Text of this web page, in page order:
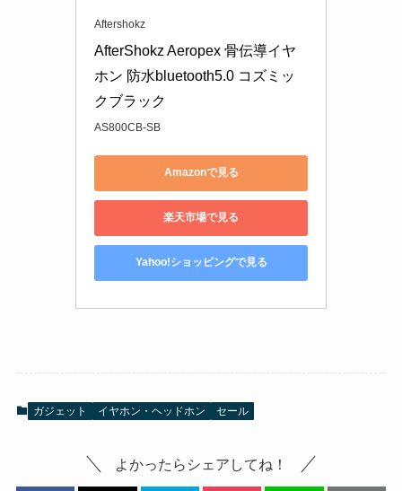
Aftershokz
AfterShokz Aeropex 骨伝導イヤ
ホン 防水bluetooth5.0 コズミッ
クブラック
AS800CB-SB
Amazonで見る
楽天市場で見る
Yahoo!ショッピングで見る
ガジェット イヤホン・ヘッドホン セール
よかったらシェアしてね！